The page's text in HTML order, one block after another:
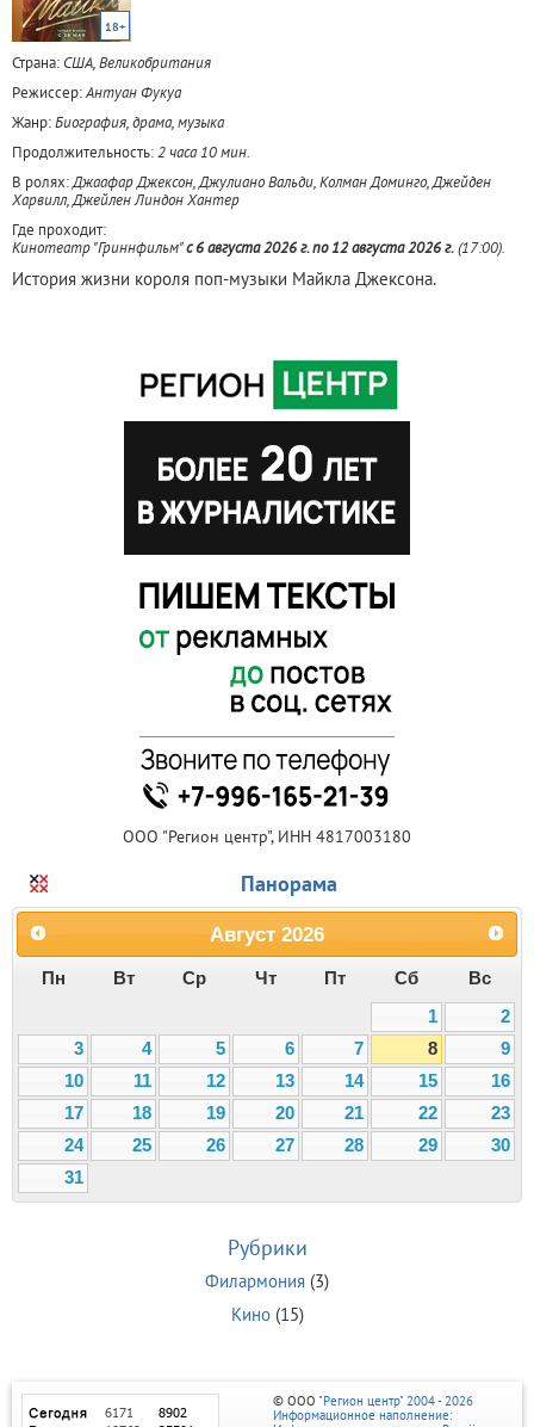
18+
Страна: США, Великобритания
Режиссер:Антуан Фукуа
Жанр:Биография, драма, музыка
Продолжительность:2 часа 10 мин.
В ролях:Джаафар Джексон, Джулиано Вальди, Колман Доминго, Джейден
Харвилл, Джейлен Линдон Хантер
Где проходит:
Кинотеатр "Гриннфильм"c 6 августа 2026 г. по 12 августа 2026 г.(17:00).
История жизни короля поп-музыки Майкла Джексона.
ООО "Регион центр", ИНН 4817003180
Панорама
Август 2026
Пн Вт Ср Чт Пт Сб
Вс
1
2
3
4 5 6 7 8
9
10
11 12 13 14 15
16
17
18 19 20 21 22
23
24
25 26 27 28 29
30
31
Рубрики
Филармония (3)
Кино(15)
© ООО "Регион центр" 2004 - 2026
Информационное наполнение: